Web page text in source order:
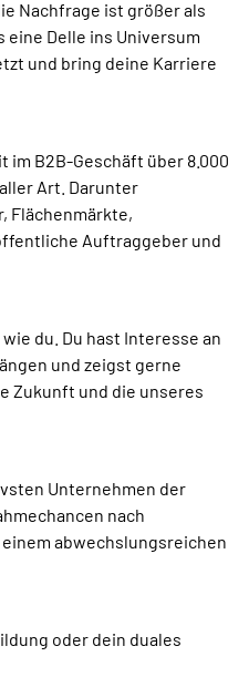
Nachfrage ist größer als
eine Delle ins Universum
und bring deine Karriere
im B2B-Geschäft über 8.000
Art. Da­runter
Flächenmärkte,
Auftraggeber und
du. Du hast Interesse an
und zeigst gerne
Zukunft und die unseres
Unternehmen der
nach
abwechslungsreichen
oder dein duales